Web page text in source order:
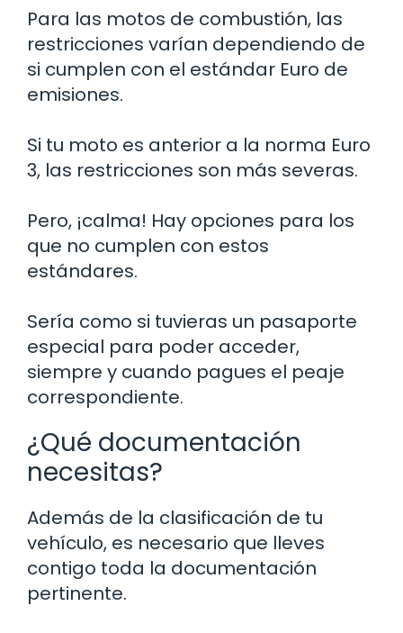
Para las motos de combustión, las
restricciones varían dependiendo de
si cumplen con el estándar Euro de
emisiones.
Si tu moto es anterior a la norma Euro
3, las restricciones son más severas.
Pero, ¡calma! Hay opciones para los
que no cumplen con estos
estándares.
Sería como si tuvieras un pasaporte
especial para poder acceder,
siempre y cuando pagues el peaje
correspondiente.
¿Qué documentación
necesitas?
Además de la clasificación de tu
vehículo, es necesario que lleves
contigo toda la documentación
pertinente.